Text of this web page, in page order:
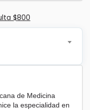
$800
de Medicina
la especialidad en